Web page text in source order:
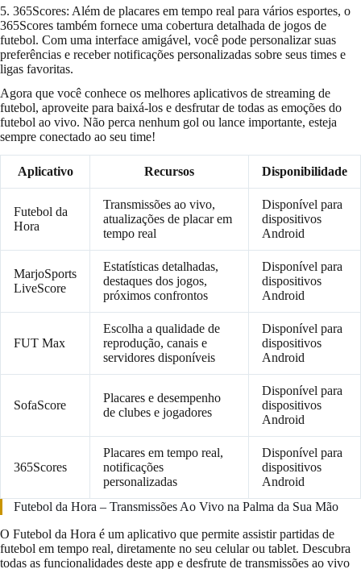
5. 365Scores: Além de placares em tempo real para vários esportes, o
365Scores também fornece uma cobertura detalhada de jogos de
futebol. Com uma interface amigável, você pode personalizar suas
preferências e receber notificações personalizadas sobre seus times e
ligas favoritas.
Agora que você conhece os melhores aplicativos de streaming de
futebol, aproveite para baixá-los e desfrutar de todas as emoções do
futebol ao vivo. Não perca nenhum gol ou lance importante, esteja
sempre conectado ao seu time!
Aplicativo Recursos Disponibilidade
Futebol da
Hora
Transmissões ao vivo,
atualizações de placar em
tempo real
Disponível para
dispositivos
Android
MarjoSports
LiveScore
Estatísticas detalhadas,
destaques dos jogos,
próximos confrontos
Disponível para
dispositivos
Android
FUT Max
Escolha a qualidade de
reprodução, canais e
servidores disponíveis
Disponível para
dispositivos
Android
SofaScore
Placares e desempenho
de clubes e jogadores
Disponível para
dispositivos
Android
365Scores
Placares em tempo real,
notificações
personalizadas
Disponível para
dispositivos
Android
Futebol da Hora – Transmissões Ao Vivo na Palma da Sua Mão
O Futebol da Hora é um aplicativo que permite assistir partidas de
futebol em tempo real, diretamente no seu celular ou tablet. Descubra
todas as funcionalidades deste app e desfrute de transmissões ao vivo